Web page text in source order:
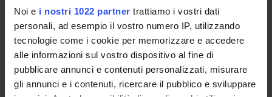
Noi e i nostri 1022 partner trattiamo i vostri dati
personali, ad esempio il vostro numero IP, utilizzando
tecnologie come i cookie per memorizzare e accedere
alle informazioni sul vostro dispositivo al fine di
pubblicare annunci e contenuti personalizzati, misurare
gli annunci e i contenuti, ricercare il pubblico e sviluppare
Giorgio Mion
Componente
Sara Moggi
Componente
Enrico Moretto
Membro